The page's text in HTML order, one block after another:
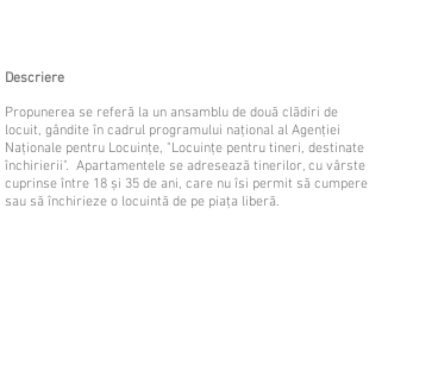
Descriere
Propunerea se referă la un ansamblu de două clădiri de
locuit, gândite în cadrul programului național al Agenției
Naționale pentru Locuințe, "Locuințe pentru tineri, destinate
închirierii". Apartamentele se adresează tinerilor, cu vârste
cuprinse între 18 și 35 de ani, care nu îsi permit să cumpere
sau să închirieze o locuintă de pe piața liberă.